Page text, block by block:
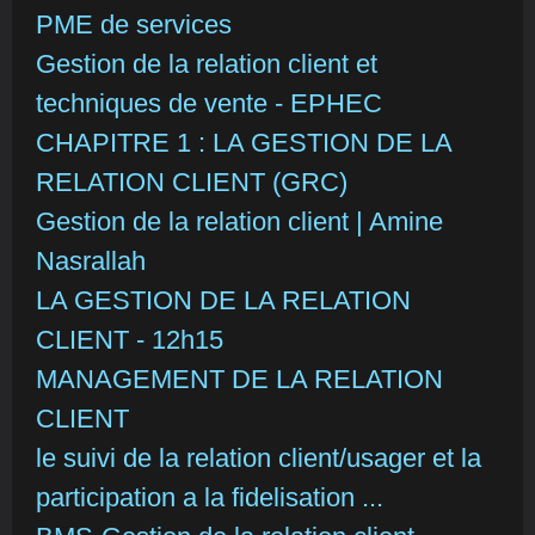
PME de services
Gestion de la relation client et
techniques de vente - EPHEC
CHAPITRE 1 : LA GESTION DE LA
RELATION CLIENT (GRC)
Gestion de la relation client | Amine
Nasrallah
LA GESTION DE LA RELATION
CLIENT - 12h15
MANAGEMENT DE LA RELATION
CLIENT
le suivi de la relation client/usager et la
participation a la fidelisation ...